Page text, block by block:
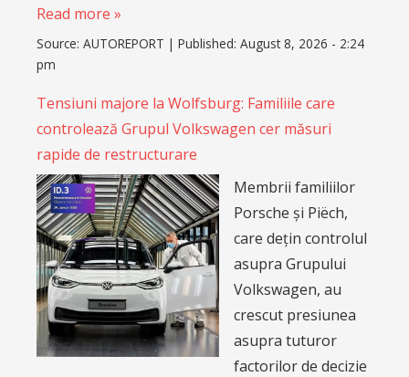
Read more »
Source: AUTOREPORT | Published: August 8, 2026 - 2:24
pm
Tensiuni majore la Wolfsburg: Familiile care
controlează Grupul Volkswagen cer măsuri
rapide de restructurare
Membrii familiilor
Porsche și Piëch,
care dețin controlul
asupra Grupului
Volkswagen, au
crescut presiunea
asupra tuturor
factorilor de decizie